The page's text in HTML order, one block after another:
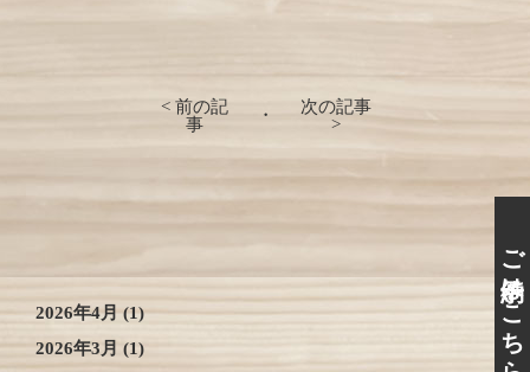
< 前の記
事
・
次の記事
>
2026年4月(1)
2026年3月 (1)
ご予約はこちら